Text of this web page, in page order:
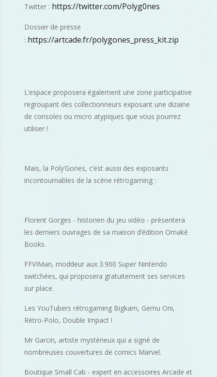
Twitter : https://twitter.com/Polyg0nes
Dossier de presse
: https://artcade.fr/polygones_press_kit.zip
L’espace proposera également une zone participative
regroupant des collectionneurs exposant une dizaine
de consoles ou micro atypiques que vous pourrez
utiliser !
Mais, la Poly’Gones, c’est aussi des exposants
incontournables de la scène rétrogaming :
Florent Gorges - historien du jeu vidéo - présentera
les derniers ouvrages de sa maison d’édition Omaké
Books.
FFVIMan, moddeur aux 3.900 Super Nintendo
switchées, qui proposera gratuitement ses services
sur place.
Les YouTubers rétrogaming Bigkam, Gemu Oni,
Rétro-Polo, Double Impact !
Mr Garcin, artiste mystérieux qui a signé de
nombreuses couvertures de comics Marvel.
Boutique Small Cab - expert en accessoires Arcade et